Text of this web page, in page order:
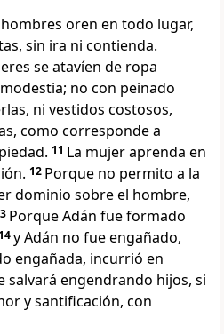
oren en todo lugar,
sin ira ni contienda.
se atavíen de ropa
no con peinado
ni vestidos costosos,
como corresponde a
11 La mujer aprenda en
12 Porque no permito a la
dominio sobre el hombre,
Porque Adán fue formado
y Adán no fue engañado,
engañada, incurrió en
salvará engendrando hijos, si
y santificación, con